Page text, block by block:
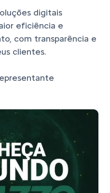
digitais
eficiência e
com transparência e
clientes.